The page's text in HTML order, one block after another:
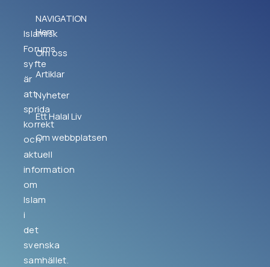
Islamisk
Forums
syfte
är
att
sprida
korrekt
och
aktuell
information
om
Islam
i
det
svenska
samhället.
NAVIGATION
Hem
Om oss
Artiklar
Nyheter
Ett Halal Liv
Om webbplatsen